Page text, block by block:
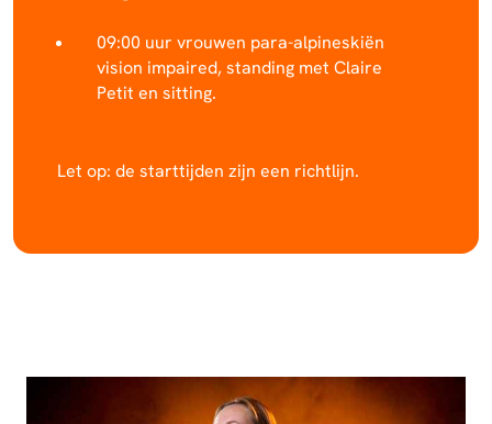
09:00 uur vrouwen para-alpineskiën
vision impaired, standing met Claire
Petit en sitting.
Let op: de starttijden zijn een richtlijn.